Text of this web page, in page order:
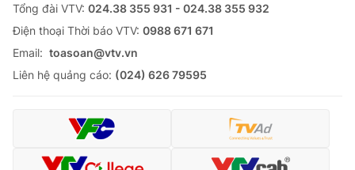
Tổng đài VTV: 024.38 355 931 - 024.38 355 932
Ðiện thoại Thời báo VTV: 0988 671 671
Email: toasoan@vtv.vn
Liên hệ quảng cáo: (024) 626 79595